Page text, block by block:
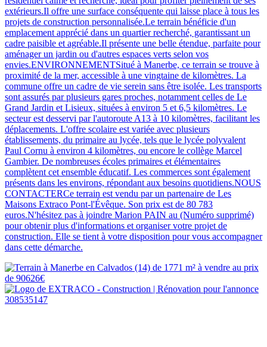
extérieurs.Il offre une surface conséquente qui laisse place à tous les
projets de construction personnalisée.Le terrain bénéficie d'un
emplacement apprécié dans un quartier recherché, garantissant un
cadre paisible et agréable.Il présente une belle étendue, parfaite pour
aménager un jardin ou d'autres espaces verts selon vos
envies.ENVIRONNEMENTSitué à Manerbe, ce terrain se trouve à
proximité de la mer, accessible à une vingtaine de kilomètres. La
commune offre un cadre de vie serein sans être isolée. Les transports
sont assurés par plusieurs gares proches, notamment celles de Le
Grand Jardin et Lisieux, situées à environ 5 et 6,5 kilomètres. Le
secteur est desservi par l'autoroute A13 à 10 kilomètres, facilitant les
déplacements. L'offre scolaire est variée avec plusieurs
établissements, du primaire au lycée, tels que le lycée polyvalent
Paul Cornu à environ 4 kilomètres, ou encore le collège Marcel
Gambier. De nombreuses écoles primaires et élémentaires
complètent cet ensemble éducatif. Les commerces sont également
présents dans les environs, répondant aux besoins quotidiens.NOUS
CONTACTERCe terrain est vendu par un partenaire de Les
Maisons Extraco Pont-l'Évêque. Son prix est de 80 783
euros.N'hésitez pas à joindre Marion PAIN au (Numéro supprimé)
pour obtenir plus d'informations et organiser votre projet de
construction. Elle se tient à votre disposition pour vous accompagner
dans cette démarche.